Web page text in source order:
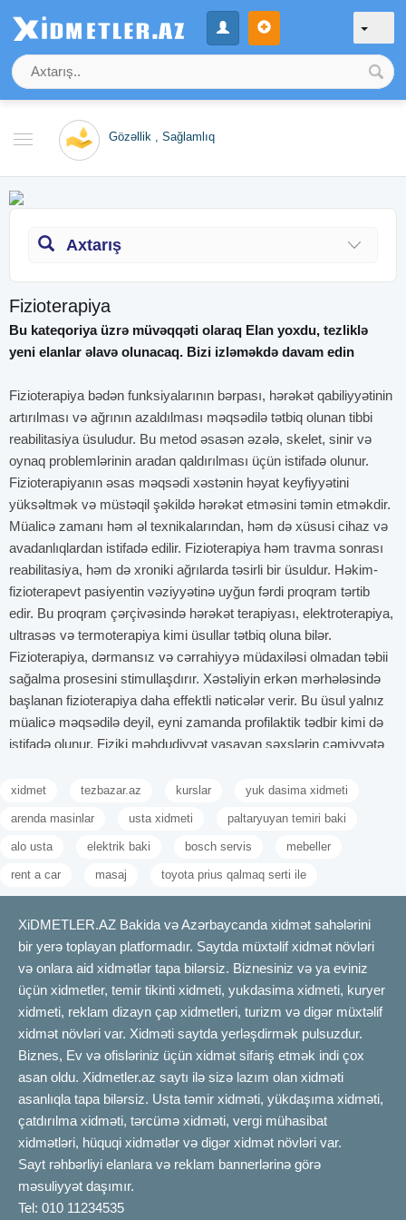
Gözəllik , Sağlamlıq
Axtarış
Fizioterapiya
Bu kateqoriya üzrə müvəqqəti olaraq Elan yoxdu, tezliklə
yeni elanlar əlavə olunacaq. Bizi izləməkdə davam edin
Fizioterapiya bədən funksiyalarının bərpası, hərəkət qabiliyyətinin
artırılması və ağrının azaldılması məqsədilə tətbiq olunan tibbi
reabilitasiya üsuludur. Bu metod əsasən əzələ, skelet, sinir və
oynaq problemlərinin aradan qaldırılması üçün istifadə olunur.
Fizioterapiyanın əsas məqsədi xəstənin həyat keyfiyyətini
yüksəltmək və müstəqil şəkildə hərəkət etməsini təmin etməkdir.
Müalicə zamanı həm əl texnikalarından, həm də xüsusi cihaz və
avadanlıqlardan istifadə edilir. Fizioterapiya həm travma sonrası
reabilitasiya, həm də xroniki ağrılarda təsirli bir üsuldur. Həkim-
fizioterapevt pasiyentin vəziyyətinə uyğun fərdi proqram tərtib
edir. Bu proqram çərçivəsində hərəkət terapiyası, elektroterapiya,
ultrasəs və termoterapiya kimi üsullar tətbiq oluna bilər.
Fizioterapiya, dərmansız və cərrahiyyə müdaxiləsi olmadan təbii
sağalma prosesini stimullaşdırır. Xəstəliyin erkən mərhələsində
başlanan fizioterapiya daha effektli nəticələr verir. Bu üsul yalnız
müalicə məqsədilə deyil, eyni zamanda profilaktik tədbir kimi də
istifadə olunur. Fiziki məhdudiyyət yaşayan şəxslərin cəmiyyətə
fizioterapiya həm funksional bərpa, həm də psixoloji dəstək
xəstəliklərin müalicəsində geniş şəkildə tətbiq olunur. Ən çox
qarşılaşılan hallardan biri bel, boyun və kürək ağrılarıdır. Onurğa
yırtığı və osteoxondroz kimi problemlərdə fizioterapiya mühüm rol
oynayır.Fizioterapiyahəmçinin travma sonrası, məsələn, sınıq,
burxulma və əzələ zədələnmələrindən sonra bərpa məqsədilə
istifadə edilir. İnsult keçirmiş pasiyentlərin hərəkət və danışıq
qabiliyyətinin bərpasında da bu metod effektivdir. Parkinson,
skleroz və digər sinir sistemi xəstəliklərində əlamətlərin
yüngülləşdirilməsində fizioterapiya əhəmiyyətlidir. Artrit, artroz və
fibromialgiya kimi oynaq və əzələ problemlərində ağrının
azaldılması və hərəkətliliyin artırılması üçün də tətbiq olunur.
Fizioterapiya idmançılarda yaralanma sonrası reabilitasiya
prosesinin ayrılmaz hissəsidir. Skolioz və digər duruş
pozğunluqlarında da bu metod effektiv nəticə verir. Uşaqlarda
serebral iflic və inkişaf geriliyi kimi hallar zamanı fizioterapiya
mühüm rol oynayır. Hətta nəfəs yolları xəstəliklərində belə
xidmet tezbazar.az kurslar yuk dasima xidmeti
arenda masinlar usta xidmeti paltaryuyan temiri baki
alo usta elektrik baki bosch servis mebeller
rent a car masaj toyota prius qalmaq serti ile
XiDMETLER.AZ Bakida və Azərbaycanda xidmət sahələrini
bir yerə toplayan platformadır. Saytda müxtəlif xidmət növləri
və onlara aid xidmətlər tapa bilərsiz. Biznesiniz və ya eviniz
üçün xidmetler, temir tikinti xidmeti, yukdasima xidmeti, kuryer
xidmeti, reklam dizayn çap xidmetleri, turizm və digər müxtəlif
xidmət növləri var. Xidməti saytda yerləşdirmək pulsuzdur.
Biznes, Ev və ofisləriniz üçün xidmət sifariş etmək indi çox
asan oldu. Xidmetler.az saytı ilə sizə lazım olan xidməti
asanlıqla tapa bilərsiz. Usta təmir xidməti, yükdaşıma xidməti,
çatdırılma xidməti, tərcümə xidməti, vergi mühasibat
xidmətləri, hüquqi xidmətlər və digər xidmət növləri var.
Sayt rəhbərliyi elanlara və reklam bannerlərinə görə
məsuliyyət daşımır.
Tel: 010 11234535